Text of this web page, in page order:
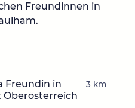
Freundinnen in
Freundin in
Oberösterreich
3 km